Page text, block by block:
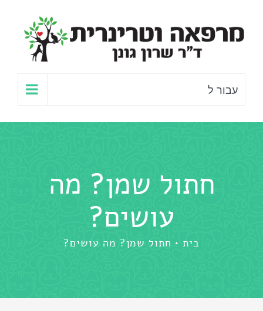
לתוכן
עבור ל
חתול שמן? מה
עושים?
בית חתול שמן? מה עושים?